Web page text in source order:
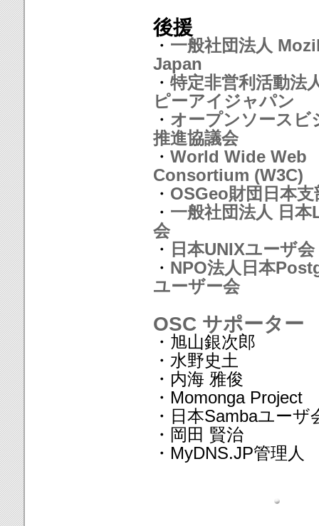
後援
・ 一般社団法人
Japan
・ 特定非営利活動法
ピーアイジャパン
・ オープンソースビ
推進協議会
・ World Wide Web
Consortium (W3C)
・ OSGeo財団日本支
・ 一般社団法人 日
会
・ 日本UNIXユーザ会
・ NPO法人日本
ユーザー会
OSC サポーター
・旭山銀次郎
・水野史土
・内海 雅俊
・Momonga Project
・日本Sambaユーザ
・岡田 賢治
・MyDNS.JP管理人